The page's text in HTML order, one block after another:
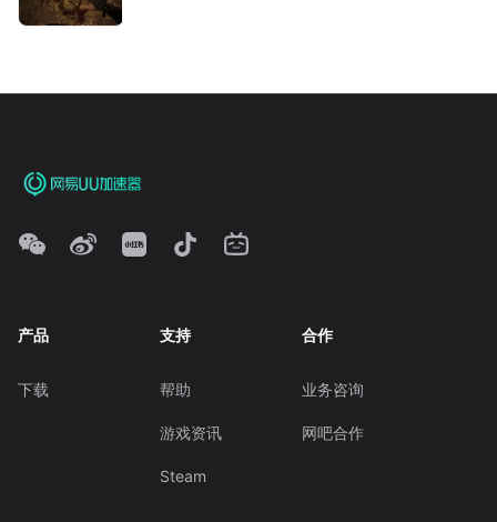
产品
下载
支持
帮助
游戏资讯
Steam
合作
业务咨询
网吧合作